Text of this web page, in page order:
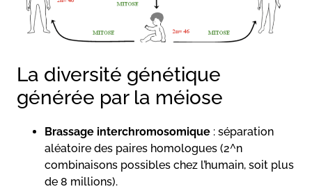
La diversité génétique
générée par la méiose
Brassage interchromosomique : séparation
aléatoire des paires homologues (2^n
combinaisons possibles chez l’humain, soit plus
de 8 millions).